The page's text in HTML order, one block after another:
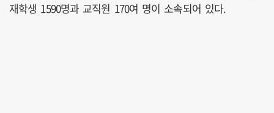
재학생 1590명과 교직원 170여 명이 소속되어 있다.